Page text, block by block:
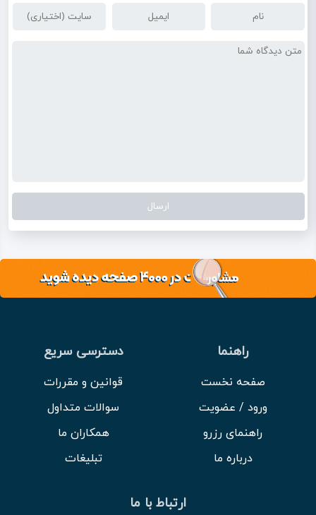
راهنما
صفحه نخست
ورود / عضویت
راهنمای رزرو
درباره ما
دسترسی سریع
قوانین و مقررات
سوالات متداول
همکاران ما
تبلیغات
ارتباط با ما